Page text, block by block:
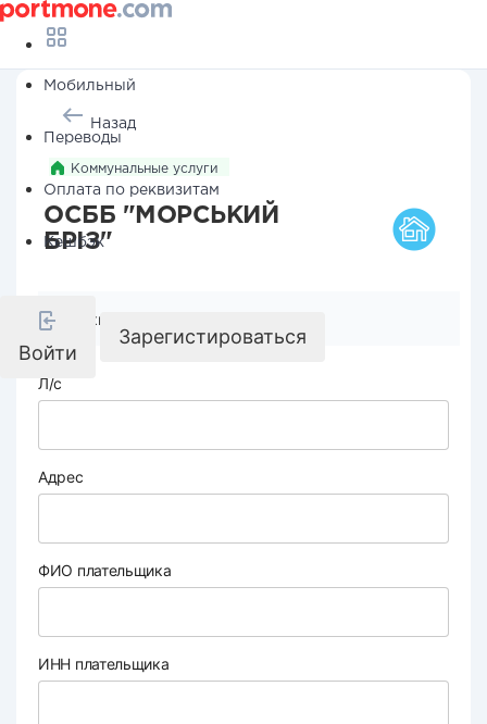
Мобильный
Переводы
Оплата по реквизитам
Кешбэк
Войти
Зарегистироваться
Назад
Коммунальные услуги
ОСББ "МОРСЬКИЙ
БРІЗ"
Реквизиты компании
Л/с
Адрес
ФИО плательщика
ИНН плательщика